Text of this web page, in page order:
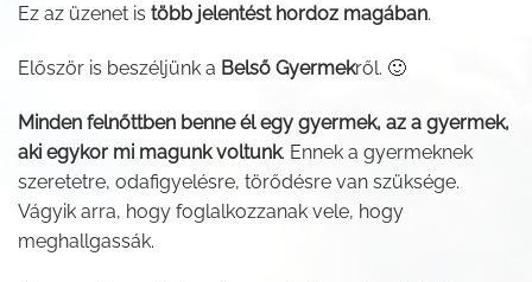
Ez az üzenet is több jelentést hordoz magában.
Először is beszéljünk a Belső Gyermekről. 🙂
Minden felnőttben benne él egy gyermek, az a gyermek,
aki egykor mi magunk voltunk. Ennek a gyermeknek
szeretetre, odafigyelésre, törődésre van szüksége.
Vágyik arra, hogy foglalkozzanak vele, hogy
meghallgassák.